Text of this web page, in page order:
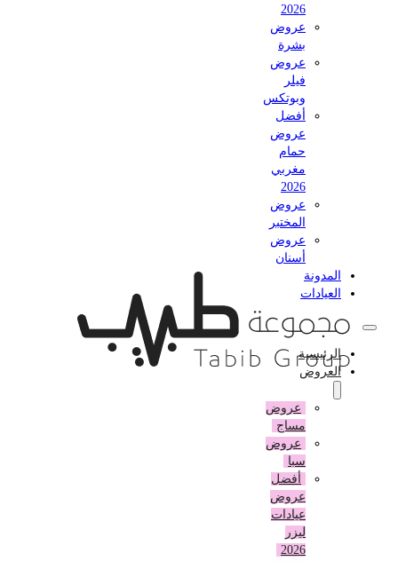
عروض
بشرة
عروض
وبوتكس
أفضل
عروض
حمام
مغربي
عروض
المختبر
عروض
أسنان
المدونة
العيادات
الرئيسية
العروض
عروض
مساج
عروض
أفضل
عروض
عيادات